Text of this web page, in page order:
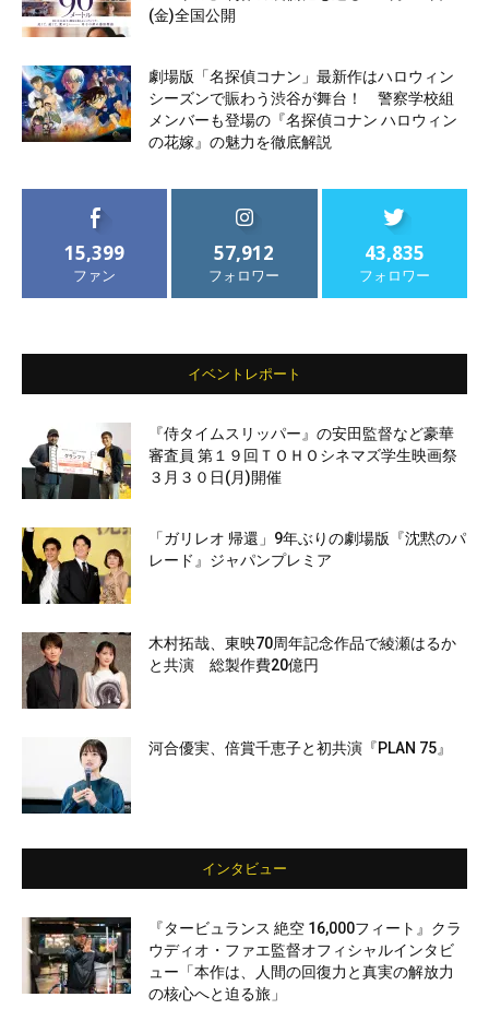
(金)全国公開
劇場版「名探偵コナン」最新作はハロウィン
シーズンで賑わう渋谷が舞台！ 警察学校組
メンバーも登場の『名探偵コナン ハロウィン
の花嫁』の魅力を徹底解説
15,399
ファン
57,912
フォロワー
43,835
フォロワー
イベントレポート
『侍タイムスリッパー』の安田監督など豪華
審査員 第１９回ＴＯＨＯシネマズ学生映画祭
３月３０日(月)開催
「ガリレオ 帰還」9年ぶりの劇場版『沈黙のパ
レード』ジャパンプレミア
木村拓哉、東映70周年記念作品で綾瀬はるか
と共演 総製作費20億円
河合優実、倍賞千恵子と初共演『PLAN 75』
インタビュー
『タービュランス 絶空 16,000フィート』クラ
ウディオ・ファエ監督オフィシャルインタビ
ュー「本作は、人間の回復力と真実の解放力
の核心へと迫る旅」